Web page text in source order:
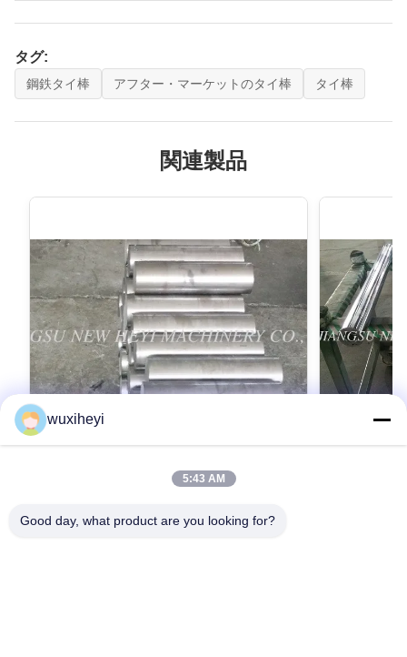
タグ:
鋼鉄タイ棒 アフター・マーケットのタイ棒 タイ棒
関連製品
クロムによってめっきされる注文のタイ
wuxiheyi
5:43 AM
Good day, what product are you looking for?